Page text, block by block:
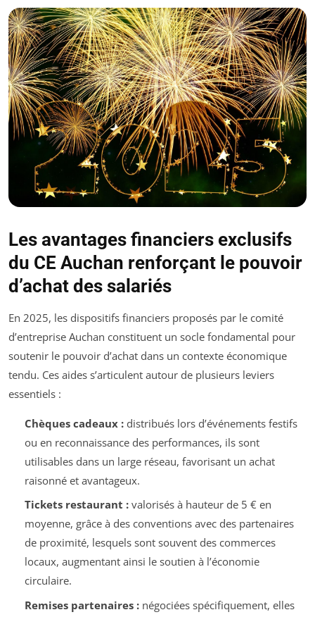
Les avantages financiers exclusifs
du CE Auchan renforçant le pouvoir
d’achat des salariés
En 2025, les dispositifs financiers proposés par le comité
d’entreprise Auchan constituent un socle fondamental pour
soutenir le pouvoir d’achat dans un contexte économique
tendu. Ces aides s’articulent autour de plusieurs leviers
essentiels :
Chèques cadeaux :distribués lors d’événements festifs
ou en reconnaissance des performances, ils sont
utilisables dans un large réseau, favorisant un achat
raisonné et avantageux.
Tickets restaurant :valorisés à hauteur de 5 € en
moyenne, grâce à des conventions avec des partenaires
de proximité, lesquels sont souvent des commerces
locaux, augmentant ainsi le soutien à l’économie
circulaire.
Remises partenaires :négociées spécifiquement, elles